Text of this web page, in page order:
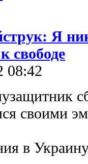
Я
свободе
08:42
своими
в